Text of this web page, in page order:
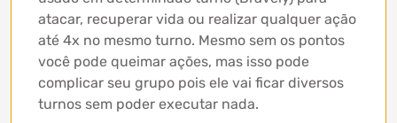
atacar, recuperar vida ou realizar qualquer ação
até 4x no mesmo turno. Mesmo sem os pontos
você pode queimar ações, mas isso pode
complicar seu grupo pois ele vai ficar diversos
turnos sem poder executar nada.